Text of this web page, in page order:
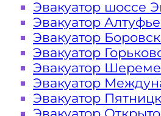
Эвакуатор шоссе
Эвакуатор
Эвакуатор
Эвакуатор
Эвакуатор
Эвакуатор
Эвакуатор